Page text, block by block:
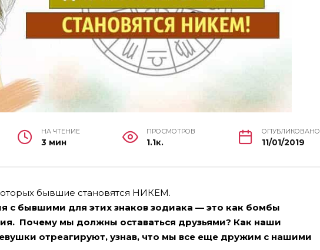
НА ЧТЕНИЕ
3 мин
ПРОСМОТРОВ
1.1к.
ОПУБЛИКОВАНО
11/01/2019
бывшие становятся НИКЕМ.
с бывшими для этих знаков зодиака — это как бомбы
Почему мы должны оставаться друзьями? Как наши
отреагируют, узнав, что мы все еще дружим с нашими